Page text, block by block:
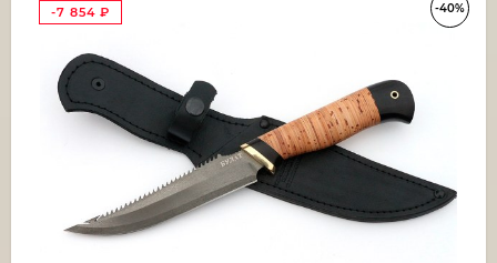
-40%
-7 854 ₽